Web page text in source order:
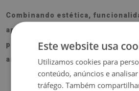
Combinando estética,
aplicação, o Piso vinilico Mosaico
prática e decorativa para
ambientes.
Este website usa
Utilizamos cookies para
conteúdo, anúncios e
tráfego. Também